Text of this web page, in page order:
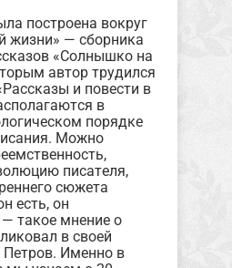
построена вокруг
жизни» — сборника
«Солнышко на
автор трудился
и повести в
в
порядке
Можно
писателя,
сюжета
есть, он
— такое мнение о
в своей
Петров. Именно в